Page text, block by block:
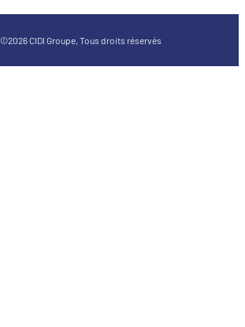
©2026 CIDI Groupe, Tous droits réservés